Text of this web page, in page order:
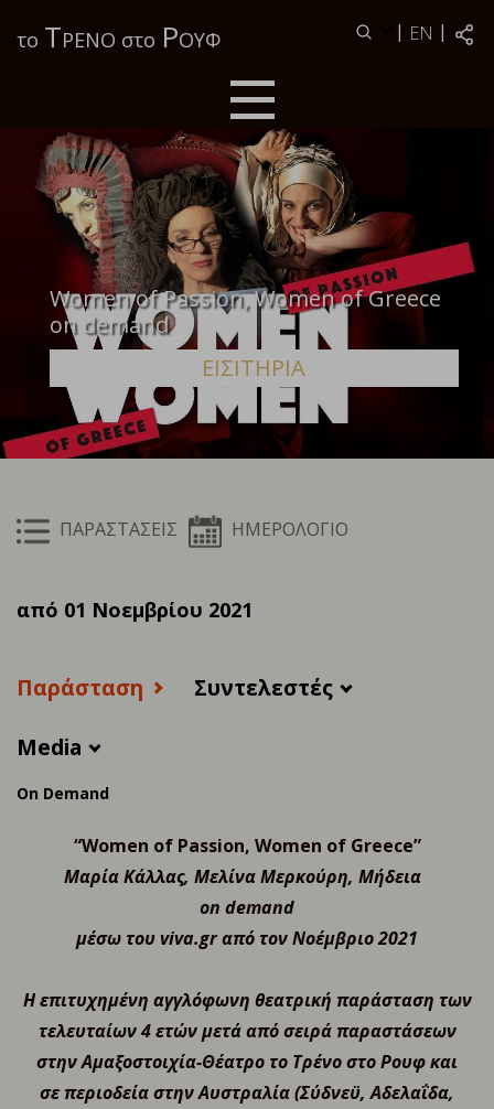
το ΤΡΕΝΟ στο ΡΟΥΦ | EN |
Women of Passion, Women of Greece
on demand
ΕΙΣΙΤΗΡΙΑ
ΠΑΡΑΣΤΑΣΕΙΣ ΗΜΕΡΟΛΟΓΙΟ
από 01 Νοεμβρίου 2021
Παράσταση
Συντελεστές
Media
On Demand
“Women of Passion, Women of Greece”
Μαρία Κάλλας, Μελίνα Μερκούρη, Μήδεια
on demand
μέσω του viva.grαπό τον Νοέμβριο 2021
Η επιτυχημένη αγγλόφωνη θεατρική παράσταση των
τελευταίων 4 ετώνμετά από σειρά παραστάσεων
στηνΑμαξοστοιχία-Θέατρο το Τρένο στο Ρουφκαι
σεπεριοδεία στην Αυστραλία (Σύδνεϋ, Αδελαΐδα,